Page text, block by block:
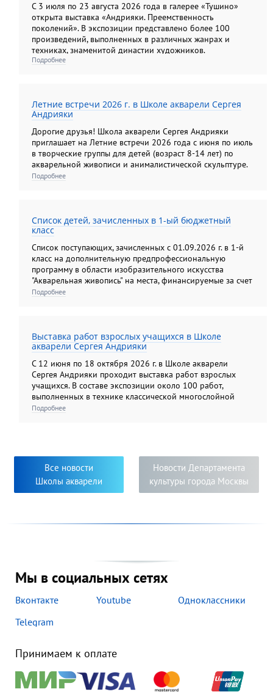
изображения на бумаге"; "Композиционный портрет"
С 3 июля по 23 августа 2026 года в галерее «Тушино»
открыта выставка «Андрияки. Преемственность
поколений». В экспозиции представлено более 100
произведений, выполненных в различных жанрах и
техниках, знаменитой династии художников.
Подробнее
Летние встречи 2026 г. в Школе акварели Сергея
Андрияки
Дорогие друзья! Школа акварели Сергея Андрияки
приглашает на Летние встречи 2026 года с июня по июль
в творческие группы для детей (возраст 8-14 лет) по
акварельной живописи и анималистической скульптуре.
Подробнее
Список детей, зачисленных в 1-ый бюджетный
класс
Список поступающих, зачисленных с 01.09.2026 г. в 1-й
класс на дополнительную предпрофессиональную
программу в области изобразительного искусства
"Акварельная живопись" на места, финансируемые за счет
средств федерального бюджета.
Подробнее
Выставка работ взрослых учащихся в Школе
акварели Сергея Андрияки
С 12 июня по 18 октября 2026 г. в Школе акварели
Сергея Андрияки проходит выставка работ взрослых
учащихся. В составе экспозиции около 100 работ,
выполненных в технике классической многослойной
акварели, а также гризайли и карандашом. Экспозиция
новизна исполнения работ свидетельствуют о серьёзном
творческом погружении в мир изобразительного
искусства педагогов и их учеников.
Подробнее
Все новости
Школы акварели
Новости Департамента
культуры города Москвы
Мы в социальных сетях
Вконтакте Youtube
Одноклассники
Telegram
Принимаем к оплате